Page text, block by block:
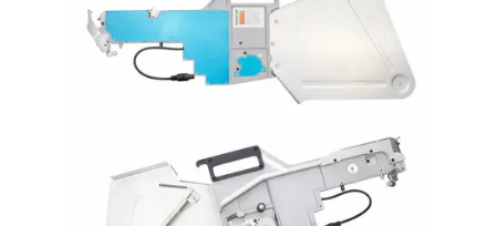
ПОЛИТИКА
КОНФИДЕНЦИАЛЬНОСТИ